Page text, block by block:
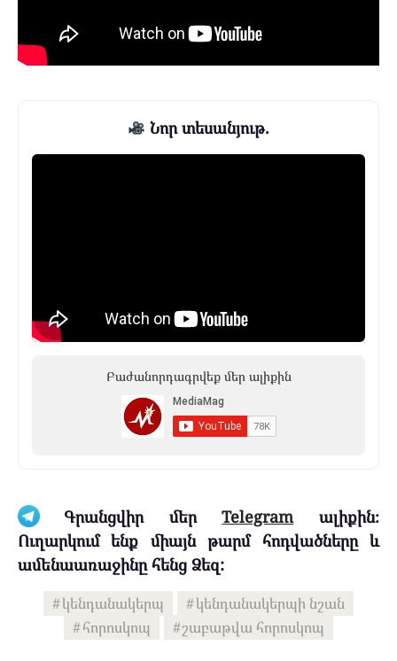
Նոր տեսանյութ.
Բաժանորդագրվեք մեր ալիքին
Գրանցվիր մերTelegramալիքին։
Ուղարկում ենք միայն թարմ հոդվածները և
ամենաառաջինը հենց Ձեզ:
կենդանակերպ
կենդանակերպի նշան
հորոսկոպ
շաբաթվա հորոսկոպ